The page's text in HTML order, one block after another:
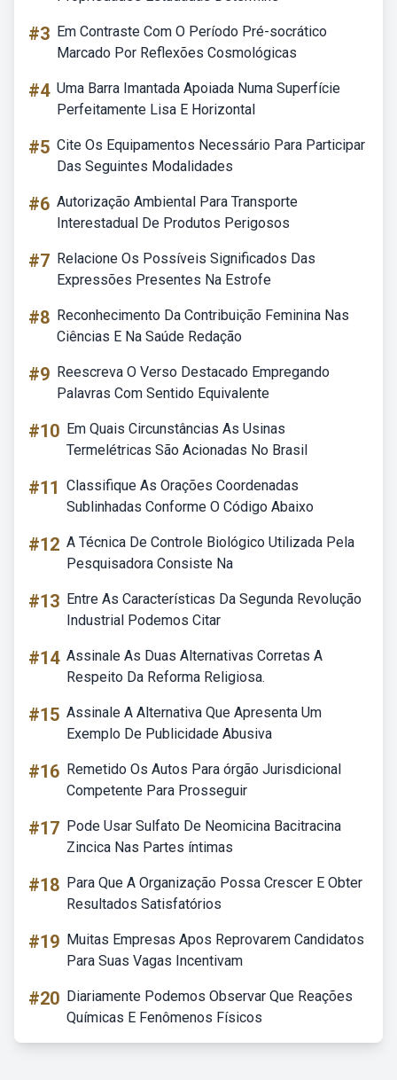
#3 Em Contraste Com O Período Pré-socrático
Marcado Por Reflexões Cosmológicas
#4 Uma Barra Imantada Apoiada Numa Superfície
Perfeitamente Lisa E Horizontal
#5 Cite Os Equipamentos Necessário Para Participar
Das Seguintes Modalidades
#6 Autorização Ambiental Para Transporte
Interestadual De Produtos Perigosos
#7 Relacione Os Possíveis Significados Das
Expressões Presentes Na Estrofe
#8 Reconhecimento Da Contribuição Feminina Nas
Ciências E Na Saúde Redação
#9 Reescreva O Verso Destacado Empregando
Palavras Com Sentido Equivalente
#10 Em Quais Circunstâncias As Usinas
Termelétricas São Acionadas No Brasil
#11 Classifique As Orações Coordenadas
Sublinhadas Conforme O Código Abaixo
#12 A Técnica De Controle Biológico Utilizada Pela
Pesquisadora Consiste Na
#13 Entre As Características Da Segunda Revolução
Industrial Podemos Citar
#14 Assinale As Duas Alternativas Corretas A
Respeito Da Reforma Religiosa.
#15 Assinale A Alternativa Que Apresenta Um
Exemplo De Publicidade Abusiva
#16 Remetido Os Autos Para órgão Jurisdicional
Competente Para Prosseguir
#17 Pode Usar Sulfato De Neomicina Bacitracina
Zincica Nas Partes íntimas
#18 Para Que A Organização Possa Crescer E Obter
Resultados Satisfatórios
#19 Muitas Empresas Apos Reprovarem Candidatos
Para Suas Vagas Incentivam
#20 Diariamente Podemos Observar Que Reações
Químicas E Fenômenos Físicos